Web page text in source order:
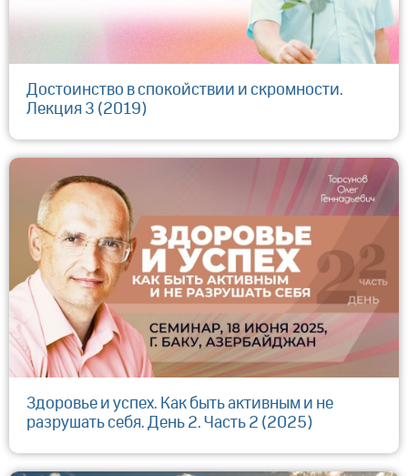
Достоинство в спокойствии и скромности.
Лекция 3 (2019)
Здоровье и успех. Как быть активным и не
разрушать себя. День 2. Часть 2 (2025)